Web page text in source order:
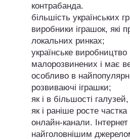
контрабанда.
більшість українських
виробники іграшок, які
локальних ринках;
українське виробництво
малорозвинених і має
особливо в
розвиваючі іграшки;
як і в більшості галузей,
як і раніше росте
онлайн-канали.
найголовнішим джерелом